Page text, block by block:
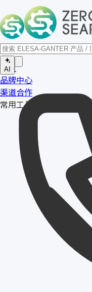
AI
首页
品牌中心
渠道合作
常用工具